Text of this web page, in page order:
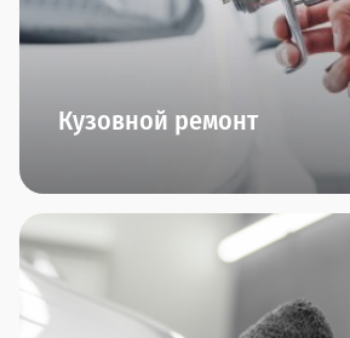
Кузовной ремонт
Кузовные работы любой
алюминием, малярные работы (и
аэрография!), ремонт пластика,
полировка автомобиля - все это
можем делать в нашем центре
ремонта "Прагматика".